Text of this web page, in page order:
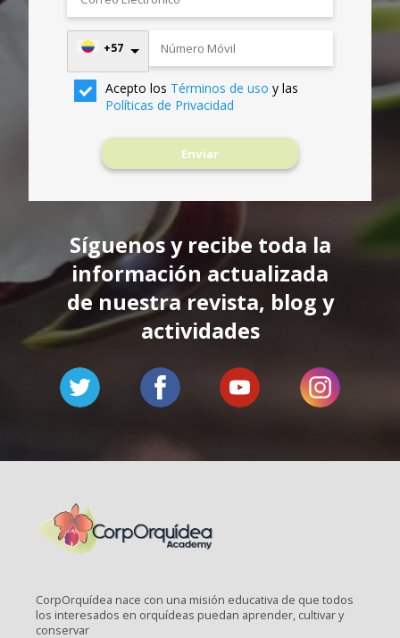
Síguenos y recibe toda la
información actualizada
de nuestra revista, blog y
actividades
+57
Acepto los Términos de uso y las
Políticas de Privacidad
Enviar
CorpOrquídea nace con una misión educativa de que todos
los interesados en orquídeas puedan aprender, cultivar y
conservar